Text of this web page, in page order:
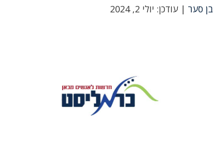
בן סער | עודכן: יולי 2, 2024